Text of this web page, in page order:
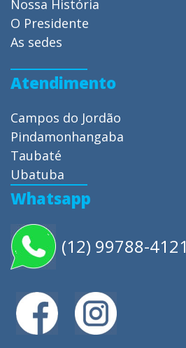
Nossa História
O Presidente
As sedes
Atendimento
Campos do Jordão
Pindamonhangaba
Taubaté
Ubatuba
Whatsapp
(12) 99788-4121